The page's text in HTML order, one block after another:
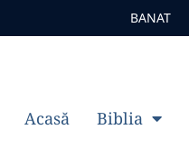
BANAT
Acasă Biblia